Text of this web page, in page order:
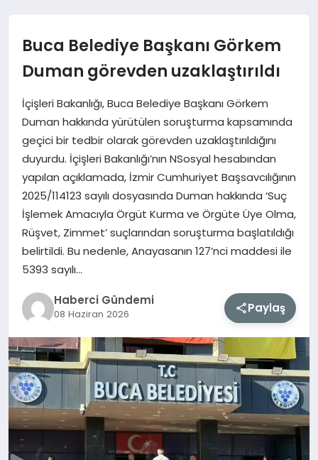
DÜNYA
MAGAZIN
EĞITIM
SAĞLIK
TEKNOLOJI
Buca Belediye Başkanı Görkem
Duman görevden uzaklaştırıldı
İçişleri Bakanlığı, Buca Belediye Başkanı Görkem
Duman hakkında yürütülen soruşturma kapsamında
geçici bir tedbir olarak görevden uzaklaştırıldığını
duyurdu. İçişleri Bakanlığı’nın NSosyal hesabından
yapılan açıklamada, İzmir Cumhuriyet Başsavcılığının
2025/114123 sayılı dosyasında Duman hakkında ‘Suç
İşlemek Amacıyla Örgüt Kurma ve Örgüte Üye Olma,
Rüşvet, Zimmet’ suçlarından soruşturma başlatıldığı
belirtildi. Bu nedenle, Anayasanın 127’nci maddesi ile
5393 sayılı…
Haberci Gündemi
08 Haziran 2026 Paylaş